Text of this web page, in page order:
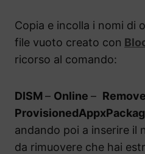
Copia e incolla i nomi di
file vuoto creato con
ricorso al comando:
DISM – Online –
andando poi a inserire il
da rimuovere che hai